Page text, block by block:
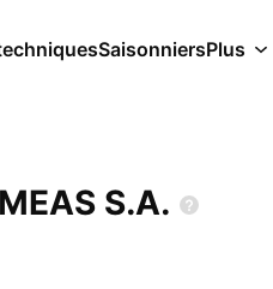
SaisonniersPlus
S.A.